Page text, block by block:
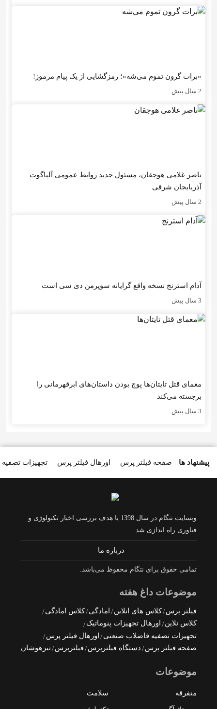
«برات گرون تموم می‌شه»؛ رمزگشایی از یک پیام مرموز!
2 سال پیش
ناصر غلامی هوجقان، مسئول جدید روابط عمومی آلپاگوت
آذربایجان شرقی
2 سال پیش
آدام استرنج نسخه واقع گرایانه سوپرمن دی سی است
3 سال پیش
معمای قتل تایتان‌ها پوچ بودن داستان‌های ابرقهرمانی را
برجسته می‌کند
3 سال پیش
پیشنهاد ها تجهیزات اورهال فیلتر پرس صفحه فیلتر پرس
وبسایت نتگام در سال 1398 با هدف بررسی اخبار تکنولوژی و
فناوری راه اندازی شد.
درباره ما
تمامی حقوق برای نتگام محفوظ می‌باشد.
موضوعات داغ هفته
فیلتر پرس کلاس های انلاین امادگی کلاس امادگی
کلاس نلاین
اورهال تجهیزات پنوماتیک
تجهیزات تصفیه فاضلاب صنعتی
اورهال فیلتر پرس
صفحه فیلتر پرس
دستگاه فیلترپرس فیلترپرس تیزهوشان
موضوعات
متفرقه سلامت